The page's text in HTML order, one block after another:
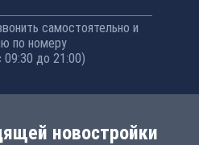
самостоятельно и
по номеру
09:30 до 21:00)
новостройки